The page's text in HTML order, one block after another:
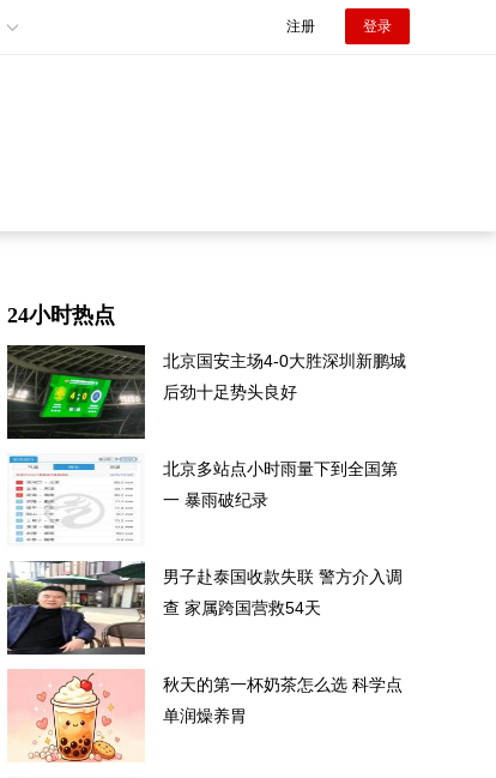
注册 登录
24小时热点
北京国安主场4-0大胜深圳新鹏城
后劲十足势头良好
北京多站点小时雨量下到全国第
一 暴雨破纪录
男子赴泰国收款失联 警方介入调
查 家属跨国营救54天
秋天的第一杯奶茶怎么选 科学点
单润燥养胃